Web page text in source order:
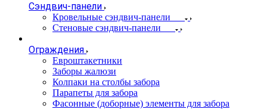
Сэндвич-панели
Кровельные сэндвич-панели
Стеновые сэндвич-панели
Ограждения
Евроштакетники
Заборы жалюзи
Колпаки на столбы забора
Парапеты для забора
Фасонные (доборные) элементы для забора